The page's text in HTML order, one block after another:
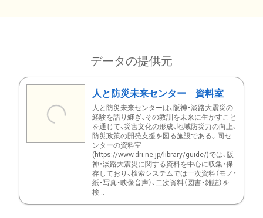
データの提供元
人と防災未来センター 資料室
人と防災未来センターは、阪神・淡路大震災の
経験を語り継ぎ、その教訓を未来に生かすこと
を通じて、災害文化の形成、地域防災力の向上、
防災政策の開発支援を図る施設である。同セ
ンターの資料室
(https://www.dri.ne.jp/library/guide/)では、阪
神・淡路大震災に関する資料を中心に収集・保
存しており、検索システムでは一次資料（モノ・
紙・写真・映像音声）、二次資料（図書・雑誌）を
検...